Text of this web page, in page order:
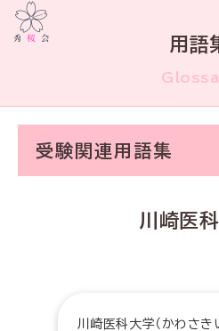
用語
受験関連用語集
川崎医
川崎医科大学（かわさき